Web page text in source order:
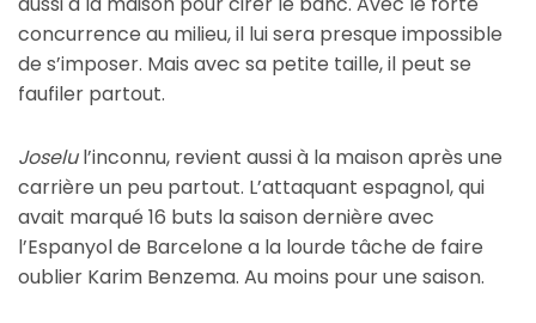
concurrence au milieu, il lui sera presque impossible
de s’imposer. Mais avec sa petite taille, il peut se
faufiler partout.
Joselul’inconnu, revient aussi à la maison après une
carrière un peu partout. L’attaquant espagnol, qui
avait marqué 16 buts la saison dernière avec
l’Espanyol de Barcelone a la lourde tâche de faire
oublier Karim Benzema. Au moins pour une saison.